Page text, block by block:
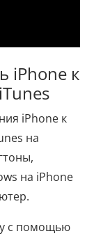
iPhone к
iPhone к
на
на iPhone
с помощью